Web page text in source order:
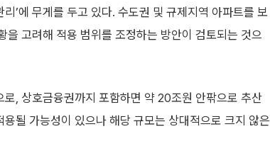
’에 무게를 두고 있다. 수도권 및 규제지역 아파트를 보
고려해 적용 범위를 조정하는 방안이 검토되는 것으
, 상호금융권까지 포함하면 약 20조원 안팎으로 추산
될 가능성이 있으나 해당 규모는 상대적으로 크지 않은